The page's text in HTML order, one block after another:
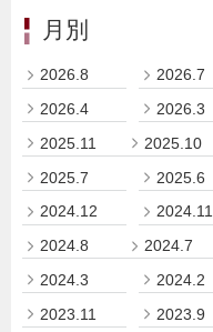
月別
2026.8 2026.7
2026.4
2026.3
2025.11
2025.10
2025.7
2025.6
2024.12
2024.11
2024.8
2024.7
2024.3
2024.2
2023.11
2023.9